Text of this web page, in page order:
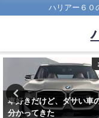
ハリアー６０
【画像】スポーツカー納
らドライブ行ってきた…